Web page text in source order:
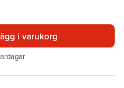
i varukorg